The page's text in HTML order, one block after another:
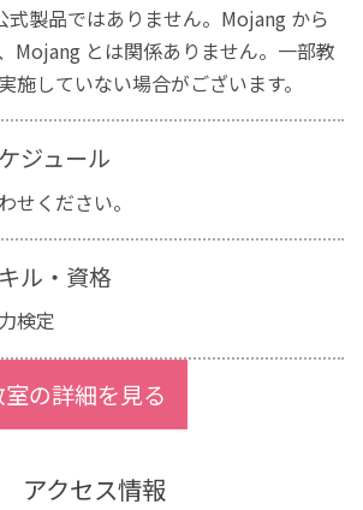
式製品ではありません。Mojang から
Mojang とは関係ありません。一部教
施していない場合がございます。
ジュール
せください。
ル・資格
検定
室の詳細を見る
アクセス情報